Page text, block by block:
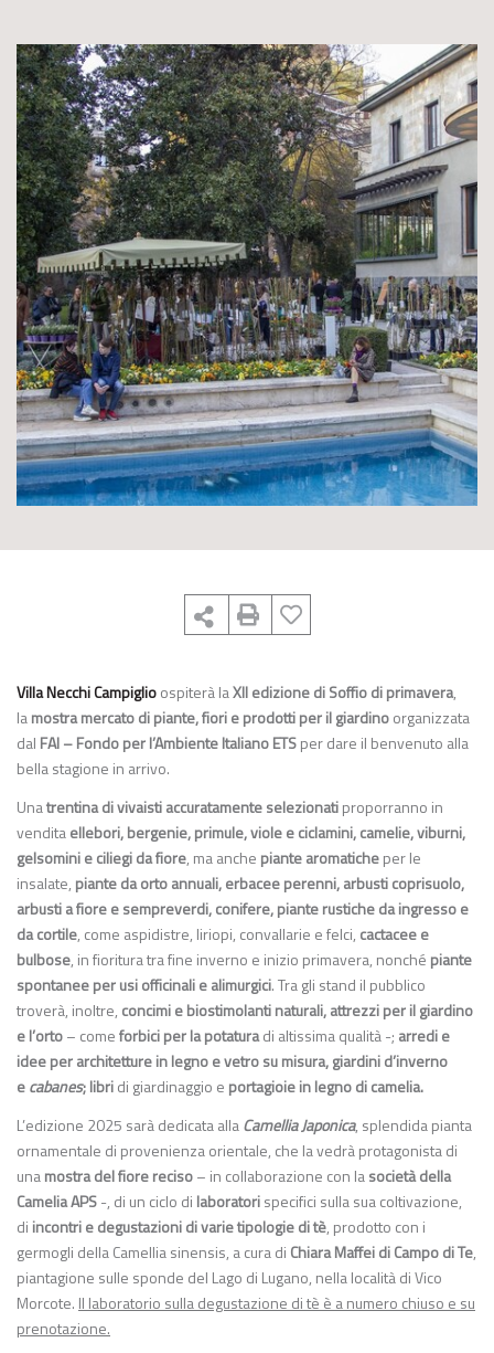
Villa Necchi Campiglioospiterà laXII edizione di Soffio di primavera,
lamostra mercato di piante, fiori e prodotti per il giardinoorganizzata
dal FAI – Fondo per l’Ambiente Italiano ETSper dare il benvenuto alla
bella stagione in arrivo.
Unatrentina di vivaisti accuratamente selezionatiproporranno in
venditaellebori, bergenie, primule, viole e ciclamini, camelie, viburni,
gelsomini e ciliegi da fiore, ma anche piante aromaticheper le
insalate, piante da orto annuali, erbacee perenni, arbusti coprisuolo,
arbusti a fiore e sempreverdi, conifere, piante rustiche da ingresso e
da cortile, come aspidistre, liriopi, convallarie e felci, cactacee e
bulbose, in fioritura tra fine inverno e inizio primavera, nonché piante
spontanee per usi officinali e alimurgici. Tra gli stand il pubblico
troverà, inoltre, concimi e biostimolanti naturali, attrezzi per il giardino
e l’orto– comeforbici per la potaturadi altissima qualità -; arredi e
idee per architetture in legno e vetro su misura, giardini d’inverno
ecabanes; libridi giardinaggio e portagioie in legno di camelia.
L’edizione 2025 sarà dedicata allaCamellia Japonica, splendida pianta
ornamentale di provenienza orientale, che la vedrà protagonista di
unamostra del fiore reciso– in collaborazione con lasocietà della
Camelia APS-, di un ciclo di laboratorispecifici sulla sua coltivazione,
di incontri e degustazioni di varie tipologie di tè, prodotto con i
germogli della Camellia sinensis, a cura di Chiara Maffei di Campo di Te,
piantagione sulle sponde del Lago di Lugano, nella località di Vico
Morcote. Il laboratorio sulla degustazione di tè è a numero chiuso e su
prenotazione.